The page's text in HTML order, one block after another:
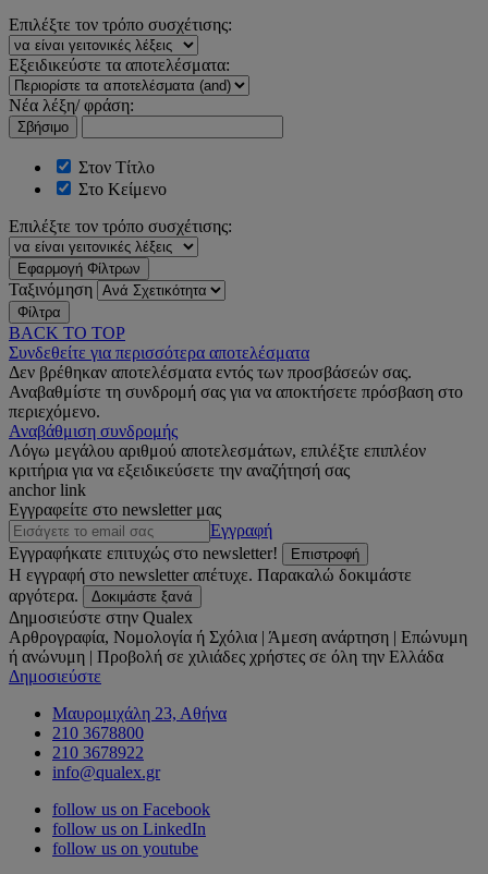
Επιλέξτε τον τρόπο συσχέτισης:
Εξειδικεύστε τα αποτελέσματα:
Νέα λέξη/ φράση:
Σβήσιμο
Στον Τίτλο
Στο Κείμενο
Επιλέξτε τον τρόπο συσχέτισης:
Εφαρμογή Φίλτρων
Ταξινόμηση
Φίλτρα
BACK TO TOP
Συνδεθείτε για περισσότερα αποτελέσματα
Δεν βρέθηκαν αποτελέσματα εντός των προσβάσεών σας.
Αναβαθμίστε τη συνδρομή σας για να αποκτήσετε πρόσβαση στο
περιεχόμενο.
Αναβάθμιση συνδρομής
Λόγω μεγάλου αριθμού αποτελεσμάτων, επιλέξτε επιπλέον
κριτήρια για να εξειδικεύσετε την αναζήτησή σας
anchor link
Εγγραφείτε στο newsletter μας
Εγγραφή
Εγγραφήκατε επιτυχώς στο newsletter!
Επιστροφή
Η εγγραφή στο newsletter απέτυχε. Παρακαλώ δοκιμάστε
αργότερα.
Δοκιμάστε ξανά
Δημοσιεύστε στην Qualex
Αρθρογραφία, Νομολογία ή Σχόλια | Άμεση ανάρτηση | Επώνυμη
ή ανώνυμη | Προβολή σε χιλιάδες χρήστες σε όλη την Ελλάδα
Δημοσιεύστε
Μαυρομιχάλη 23, Αθήνα
210 3678800
210 3678922
info@qualex.gr
follow us on Facebook
follow us on LinkedIn
follow us on youtube